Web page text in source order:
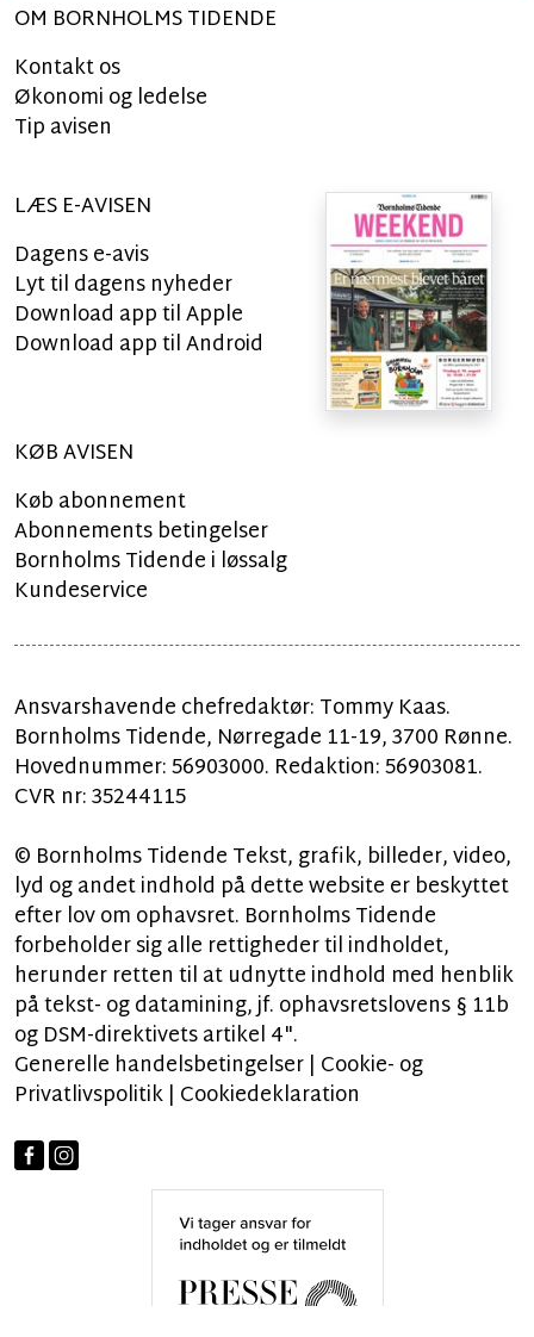
OM BORNHOLMS TIDENDE
Kontakt os
Økonomi og ledelse
Tip avisen
LÆS E-AVISEN
Dagens e-avis
Lyt til dagens nyheder
Download app til Apple
Download app til Android
KØB AVISEN
Køb abonnement
Abonnements betingelser
Bornholms Tidende i løssalg
Kundeservice
Ansvarshavende chefredaktør: Tommy Kaas.
Bornholms Tidende, Nørregade 11-19, 3700 Rønne.
Hovednummer: 56903000. Redaktion: 56903081.
CVR nr: 35244115
© Bornholms Tidende Tekst, grafik, billeder, video,
lyd og andet indhold på dette website er beskyttet
efter lov om ophavsret. Bornholms Tidende
forbeholder sig alle rettigheder til indholdet,
herunder retten til at udnytte indhold med henblik
på tekst- og datamining, jf. ophavsretslovens § 11b
og DSM-direktivets artikel 4".
Generelle handelsbetingelser| Cookie- og
Privatlivspolitik| Cookiedeklaration